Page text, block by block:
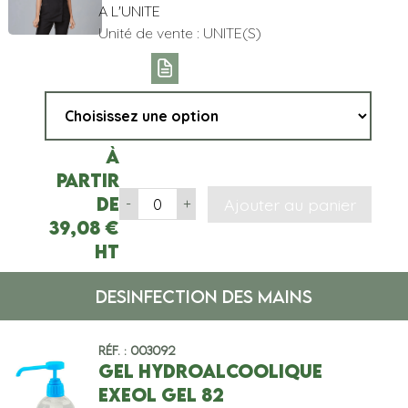
A L'UNITE
Unité de vente : UNITE(S)
À
partir
de
39,08 €
HT
- + Ajouter au panier
DESINFECTION DES MAINS
Réf. : 003092
GEL HYDROALCOOLIQUE
EXEOL GEL 82